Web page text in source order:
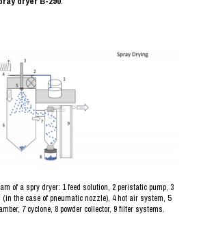
of a spry dryer: 1 feed solution, 2 peristatic pump, 3
the case of pneumatic nozzle), 4 hot air system, 5
7 cyclone, 8 powder collector, 9 filter systems.